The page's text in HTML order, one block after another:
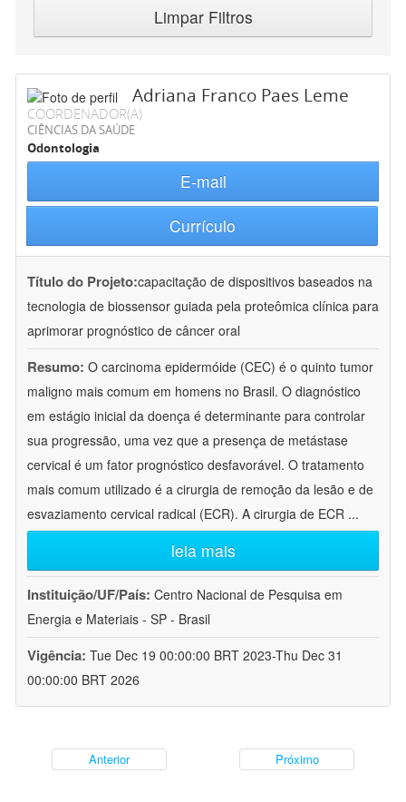
Limpar Filtros
Adriana Franco Paes Leme
COORDENADOR(A)
CIÊNCIAS DA SAÚDE
Odontologia
E-mail
Currículo
Título do Projeto:capacitação de dispositivos baseados na
tecnologia de biossensor guiada pela proteômica clínica para
aprimorar prognóstico de câncer oral
Resumo: O carcinoma epidermóide (CEC) é o quinto tumor
maligno mais comum em homens no Brasil. O diagnóstico
em estágio inicial da doença é determinante para controlar
sua progressão, uma vez que a presença de metástase
cervical é um fator prognóstico desfavorável. O tratamento
mais comum utilizado é a cirurgia de remoção da lesão e de
esvaziamento cervical radical (ECR). A cirurgia de ECR ...
leia mais
Instituição/UF/País: Centro Nacional de Pesquisa em
Energia e Materiais - SP - Brasil
Vigência: Tue Dec 19 00:00:00 BRT 2023-Thu Dec 31
00:00:00 BRT 2026
Anterior Próximo